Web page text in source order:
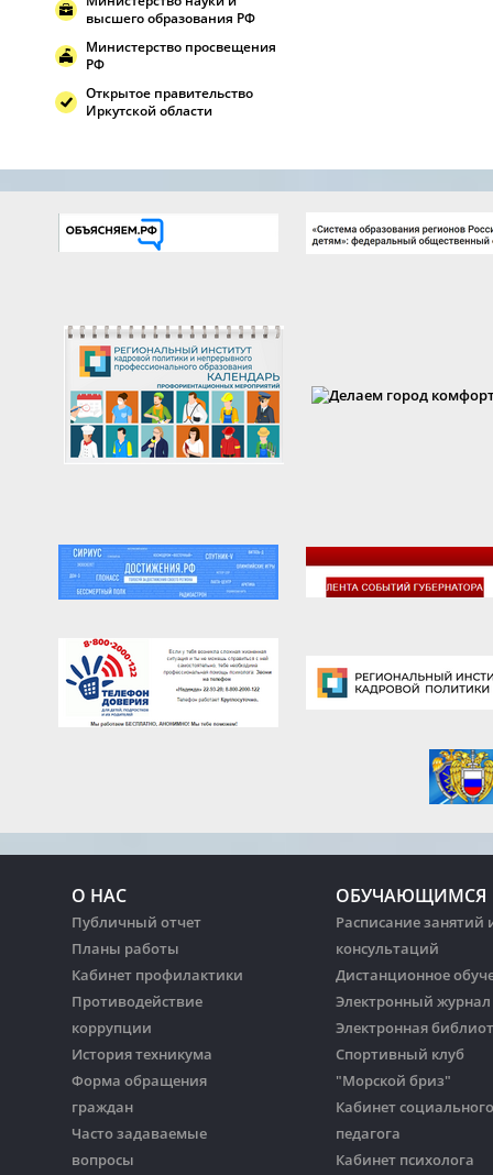
высшего образования РФ
Министерство просвещения
РФ
Открытое правительство
Иркутской области
О НАС
Публичный отчет
Планы работы
Кабинет профилактики
Противодействие
коррупции
История техникума
Форма обращения
граждан
Часто задаваемые
вопросы
ОБУЧАЮЩИМСЯ
Расписание занятий
консультаций
Дистанционное
Электронный журнал
Электронная
Спортивный клуб
"Морской бриз"
Кабинет социального
педагога
Кабинет психолога